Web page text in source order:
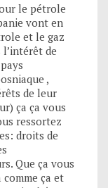
le pétrole
vont en
et le gaz
l’intérêt de
,
de leur
ça ça vous
ressortez
droits de
Que ça vous
ça et